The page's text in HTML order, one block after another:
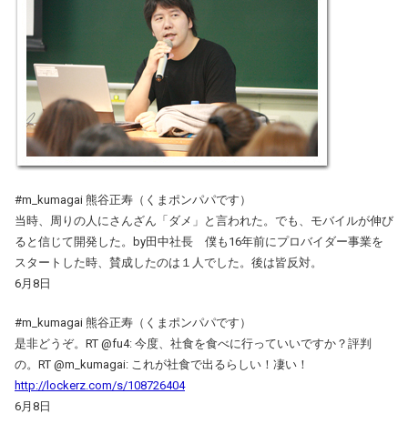
#m_kumagai 熊谷正寿（くまポンパパです）
当時、周りの人にさんざん「ダメ」と言われた。でも、モバイルが伸び
ると信じて開発した。by田中社長 僕も16年前にプロバイダー事業を
スタートした時、賛成したのは１人でした。後は皆反対。
6月8日
#m_kumagai 熊谷正寿（くまポンパパです）
是非どうぞ。RT @fu4: 今度、社食を食べに行っていいですか？評判
の。RT @m_kumagai: これが社食で出るらしい！凄い！
http://lockerz.com/s/108726404
6月8日